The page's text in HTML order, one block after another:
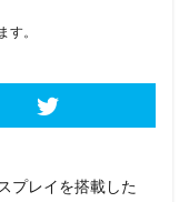
。
プレイを搭載した